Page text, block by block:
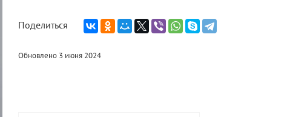
Поделиться
Обновлено 3 июня 2024